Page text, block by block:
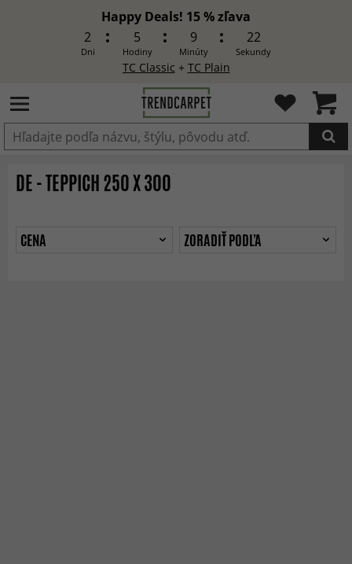
Happy Deals! 15 % zľava
2
Dni
5
Hodiny
9
Minúty
22
Sekundy
TC Classic + TC Plain
Produkt bol pridaný do košíka
DE - TEPPICH 250 X 300
CENA ZORADIŤ PODĽA